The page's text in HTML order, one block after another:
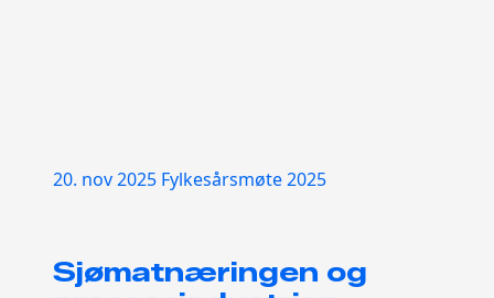
20. nov 2025 Fylkesårsmøte 2025
Sjømatnæringen og